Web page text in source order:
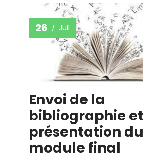
26 Juil
Envoi de la
bibliographie
présentation du
module final